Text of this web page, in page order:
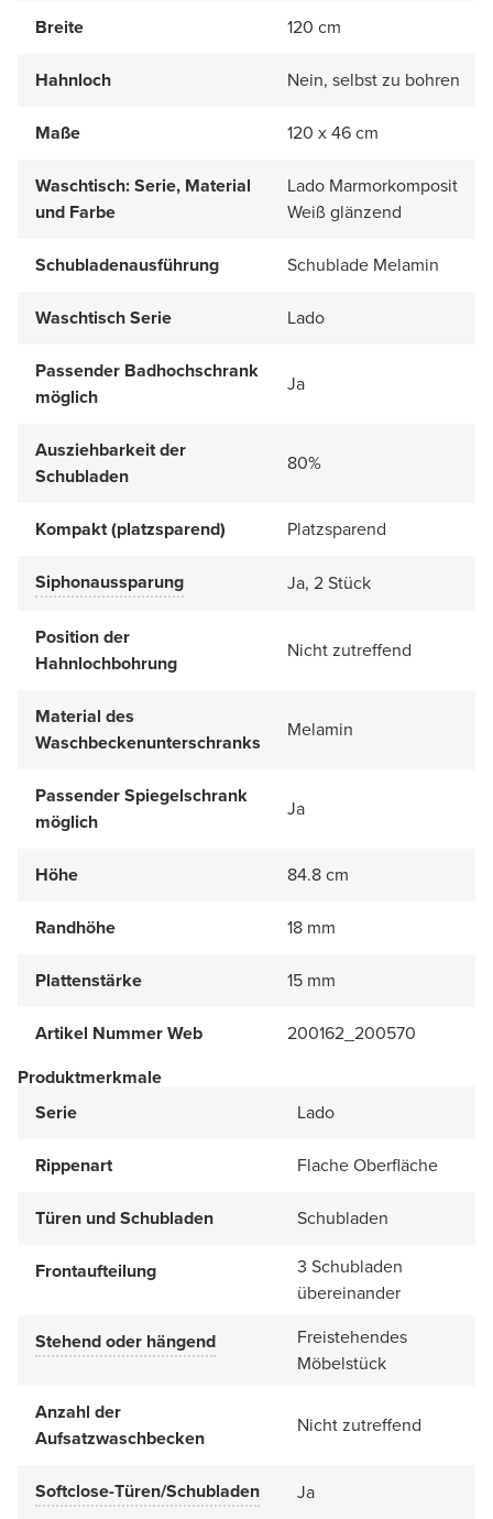
Breite 120 cm
Hahnloch Nein, selbst zu bohren
Maße 120 x 46 cm
Waschtisch: Serie, Material
und Farbe
Lado Marmorkomposit
Weiß glänzend
Schubladenausführung Schublade Melamin
Waschtisch Serie Lado
Passender Badhochschrank
möglich
Ja
Ausziehbarkeit der
Schubladen
80%
Kompakt (platzsparend) Platzsparend
Siphonaussparung Ja, 2 Stück
Position der
Hahnlochbohrung
Nicht zutreffend
Material des
Waschbeckenunterschranks
Melamin
Passender Spiegelschrank
möglich
Ja
Höhe 84.8 cm
Randhöhe 18 mm
Plattenstärke 15 mm
Artikel Nummer Web
200162_200570
Produktmerkmale
Serie
Lado
Rippenart Flache Oberfläche
Türen und Schubladen Schubladen
Frontaufteilung
3 Schubladen
übereinander
Stehend oder hängend
Freistehendes
Möbelstück
Anzahl der
Aufsatzwaschbecken
Nicht zutreffend
Softclose-Türen/Schubladen Ja